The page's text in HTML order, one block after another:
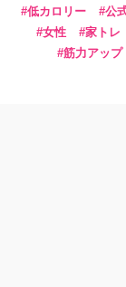
低カロリー
公
女性
家トレ
筋力アップ